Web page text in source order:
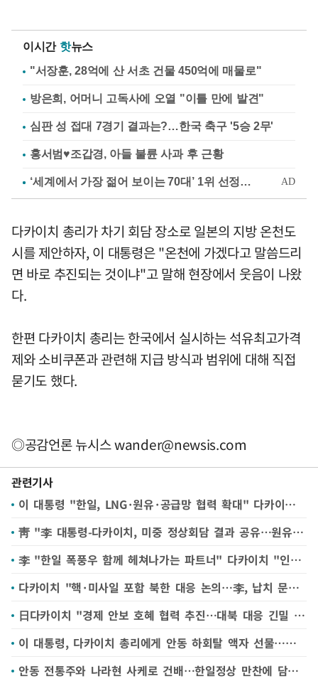
이시간 핫뉴스
"서장훈, 28억에 산 서초 건물 450억에 매물로"
방은희, 어머니 고독사에 오열 "이틀 만에 발견"
심판 성 접대 7경기 결과는?…한국 축구 '5승 2무'
홍서범♥조갑경, 아들 불륜 사과 후 근황
다카이치 총리가 차기 회담 장소로 일본의 지방 온천도
시를 제안하자, 이 대통령은 "온천에 가겠다고 말씀드리
면 바로 추진되는 것이냐"고 말해 현장에서 웃음이 나왔
다.
한편 다카이치 총리는 한국에서 실시하는 석유최고가격
제와 소비쿠폰과 관련해 지급 방식과 범위에 대해 직접
묻기도 했다.
◎공감언론 뉴시스wander@newsis.com
관련기사
이 대통령 "한일, LNG·원유·공급망 협력 확대" 다카이치 "원유 스와프 추진"(종합2보)
靑 "李 대통령-다카이치, 미중 정상회담 결과 공유…원유 스와프 등 에너지 협력"
李 "한일 폭풍우 함께 헤쳐나가는 파트너" 다카이치 "인태지역 안정화 중추적 역할"(종합)
다카이치 "핵·미사일 포함 북한 대응 논의…李, 납치 문제 지지 표명 감사"
日다카이치 "경제 안보 호혜 협력 추진…대북 대응 긴밀 협력"
이 대통령, 다카이치 총리에게 안동 하회탈 액자 선물…조선통신사 세트도
안동 전통주와 나라현 사케로 건배…한일정상 만찬에 담긴 '고향 외교'